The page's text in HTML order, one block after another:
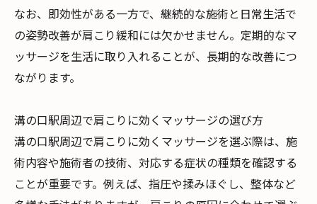
なお、即効性がある一方で、継続的な施術と日常生活で
の姿勢改善が肩こり緩和には欠かせません。定期的なマ
ッサージを生活に取り入れることが、長期的な改善につ
ながります。
溝の口駅周辺で肩こりに効くマッサージの選び方
溝の口駅周辺で肩こりに効くマッサージを選ぶ際は、施
術内容や施術者の技術、対応する症状の種類を確認する
ことが重要です。例えば、指圧や揉みほぐし、整体など